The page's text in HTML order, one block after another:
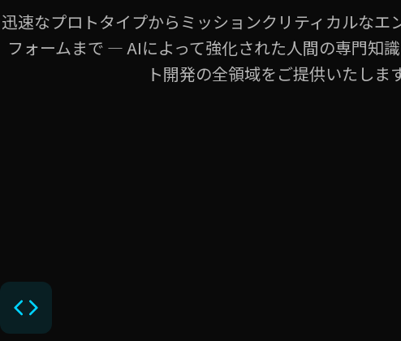
迅速なプロトタイプからミッションクリティカルなエ
フォームまで — AIによって強化された人間の専門知
ト開発の全領域をご提供いたします